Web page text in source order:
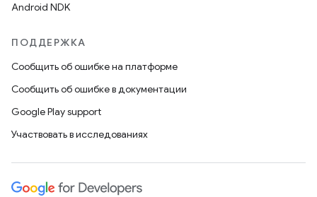
Android NDK
ПОДДЕРЖКА
Сообщить об ошибке на платформе
Сообщить об ошибке в документации
Google Play support
Участвовать в исследованиях